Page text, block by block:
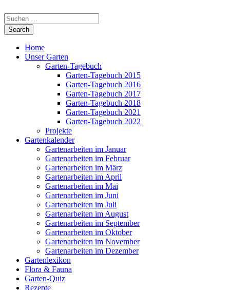
Home
Unser Garten
Garten-Tagebuch
Garten-Tagebuch 2015
Garten-Tagebuch 2016
Garten-Tagebuch 2017
Garten-Tagebuch 2018
Garten-Tagebuch 2021
Garten-Tagebuch 2022
Projekte
Gartenkalender
Gartenarbeiten im Januar
Gartenarbeiten im Februar
Gartenarbeiten im März
Gartenarbeiten im April
Gartenarbeiten im Mai
Gartenarbeiten im Juni
Gartenarbeiten im Juli
Gartenarbeiten im August
Gartenarbeiten im September
Gartenarbeiten im Oktober
Gartenarbeiten im November
Gartenarbeiten im Dezember
Gartenlexikon
Flora & Fauna
Garten-Quiz
Rezepte